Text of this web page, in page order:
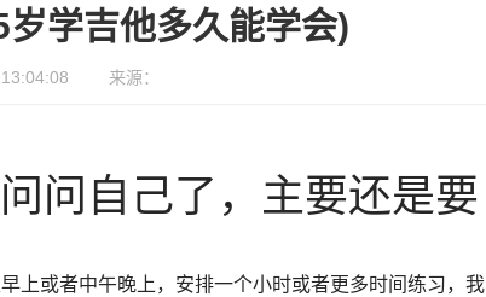
学吉他多久能学会)
来源：
问自己了，主要还是要
上或者中午晚上，安排一个小时或者更多时间练习，我